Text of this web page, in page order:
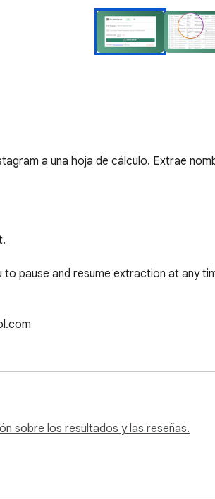
a una hoja de cálculo. Extrae
pause and resume extraction at any
connections.
sobre los resultados y las reseñas.